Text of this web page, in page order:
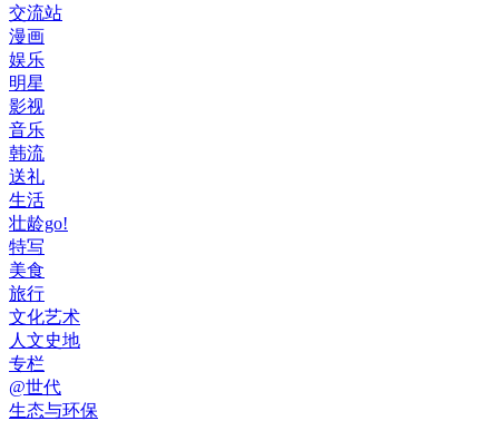
交流站
漫画
娱乐
明星
影视
音乐
韩流
送礼
生活
壮龄go!
特写
美食
旅行
文化艺术
人文史地
专栏
@世代
生态与环保